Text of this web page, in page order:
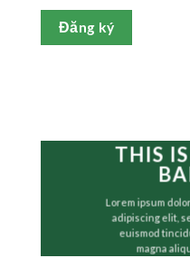
Đăng ký
THIS
Lorem ipsum
adipiscing elit,
euismod
magna